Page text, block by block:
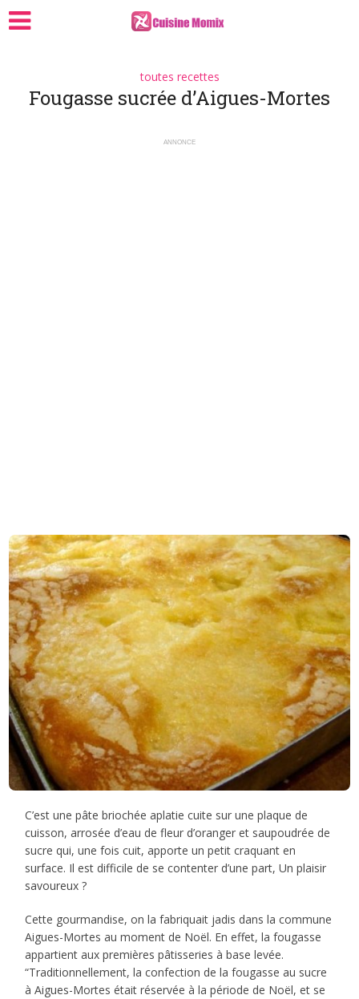
toutes recettes
Fougasse sucrée d’Aigues-Mortes
ANNONCE
C’est une pâte briochée aplatie cuite sur une plaque de
cuisson, arrosée d’eau de fleur d’oranger et saupoudrée de
sucre qui, une fois cuit, apporte un petit craquant en
surface. Il est difficile de se contenter d’une part, Un plaisir
savoureux ?
Cette gourmandise, on la fabriquait jadis dans la commune
Aigues-Mortes au moment de Noël. En effet, la fougasse
appartient aux premières pâtisseries à base levée.
“Traditionnellement, la confection de la fougasse au sucre
à Aigues-Mortes était réservée à la période de Noël, et se